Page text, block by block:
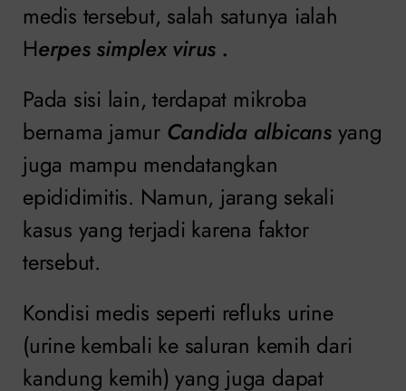
medis tersebut, salah satunya ialah
Herpes simplex virus .
Pada sisi lain, terdapat mikroba
bernama jamur Candida albicans yang
juga mampu mendatangkan
epididimitis. Namun, jarang sekali
kasus yang terjadi karena faktor
tersebut.
Kondisi medis seperti refluks urine
(urine kembali ke saluran kemih dari
kandung kemih) yang juga dapat